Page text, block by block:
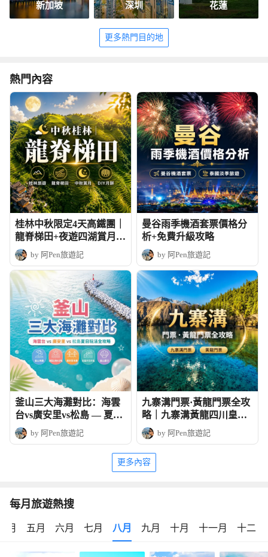
新加坡 深圳 花蓮
更多熱門目的地
熱門內容
桂林中秋限定4天高鐵團｜
龍脊梯田+夜遊四湖賞月+
DIY月餅
by 阿Pen旅遊記
曼谷雨季機酒套票價格分
析+免費升級攻略
by 阿Pen旅遊記
釜山三大海灘對比：海雲
台vs廣安里vs松島 — 夏日
玩法全攻略
by 阿Pen旅遊記
九寨溝門票·黃龍門票全攻
略｜九寨溝黃龍四川皇牌
深度6天團
by 阿Pen旅遊記
更多內容
每月旅遊熱搜
月 五月 六月 七月 八月 九月 十月 十一月 十二月